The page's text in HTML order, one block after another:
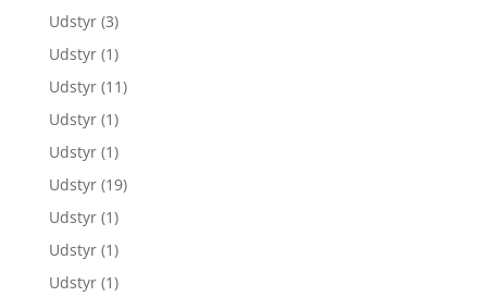
Udstyr (3)
Udstyr (1)
Udstyr (11)
Udstyr (1)
Udstyr (1)
Udstyr (19)
Udstyr (1)
Udstyr (1)
Udstyr (1)